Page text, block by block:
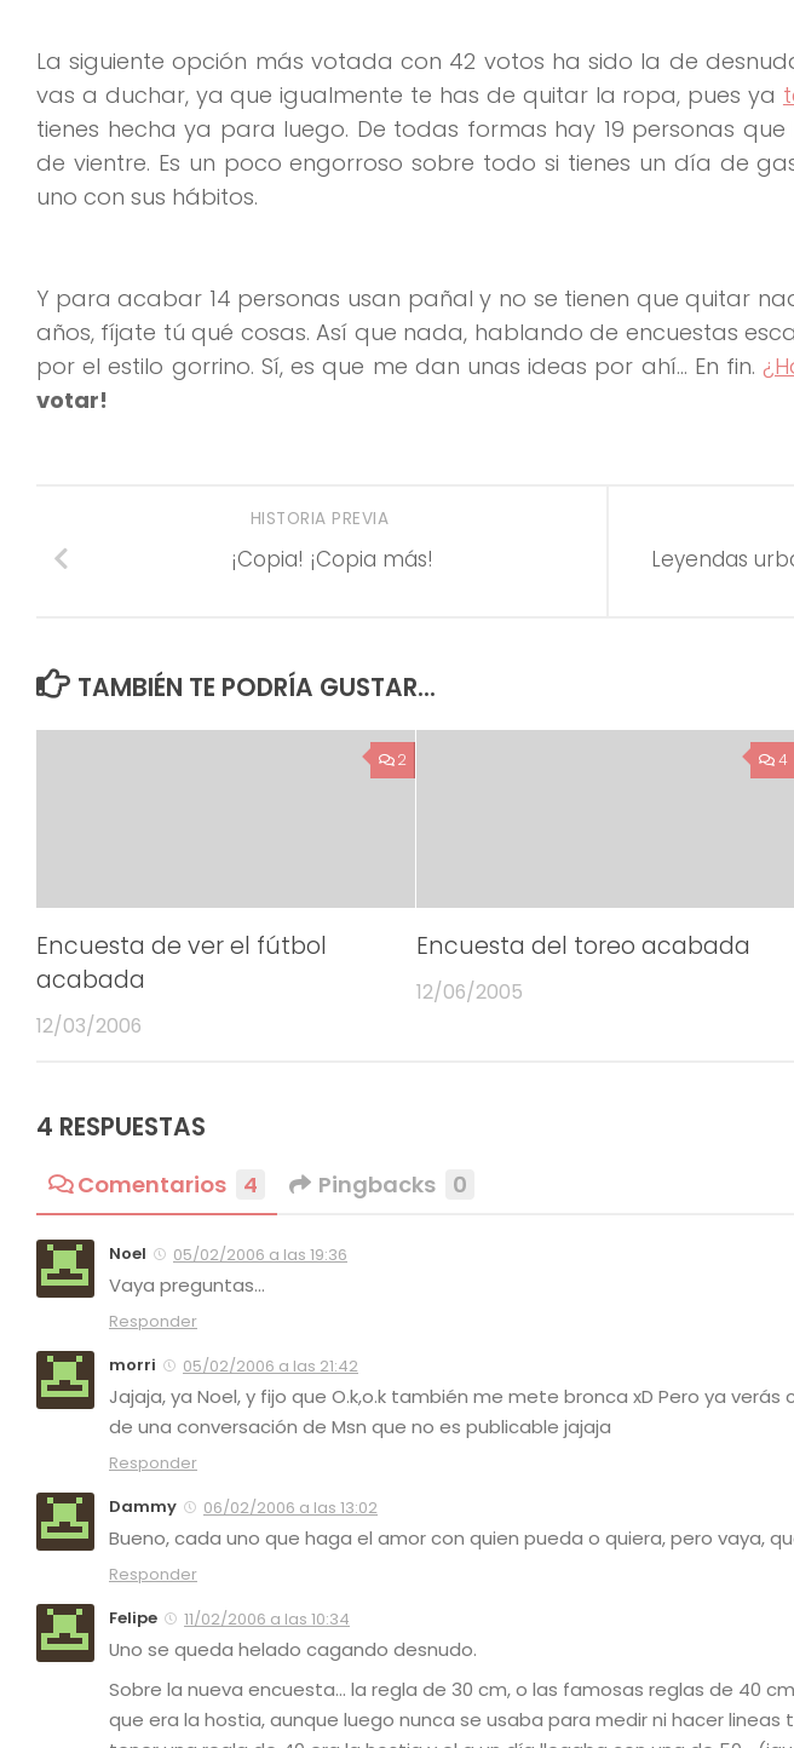
La siguiente opción más votada con 42 votos ha sido la de
vas a duchar, ya que igualmente te has de quitar la ropa, pues ya
tienes hecha ya para luego. De todas formas hay 19 personas
de vientre. Es un poco engorroso sobre todo si tienes un día de
uno con sus hábitos.
Y para acabar 14 personas usan pañal y no se tienen que quitar
años, fíjate tú qué cosas. Así que nada, hablando de encuestas
por el estilo gorrino. Sí, es que me dan unas ideas por ahí… En fin.
votar!
Leyendas
HISTORIA PREVIA
¡Copia! ¡Copia más!
TAMBIÉN TE PODRÍA GUSTAR...
2
Encuesta de ver el fútbol
acabada
12/03/2006
4
Encuesta del toreo acabada
12/06/2005
4 RESPUESTAS
Comentarios 4 Pingbacks 0
Noel 05/02/2006 a las 19:36
Vaya preguntas…
Responder
morri
05/02/2006 a las 21:42
Jajaja, ya Noel, y fijo que O.k,o.k también me mete bronca xD Pero ya
de una conversación de Msn que no es publicable jajaja
Responder
Dammy
06/02/2006 a las 13:02
Bueno, cada uno que haga el amor con quien pueda o quiera, pero vaya,
Responder
Felipe
11/02/2006 a las 10:34
Uno se queda helado cagando desnudo.
Sobre la nueva encuesta… la regla de 30 cm, o las famosas reglas de 40
que era la hostia, aunque luego nunca se usaba para medir ni hacer